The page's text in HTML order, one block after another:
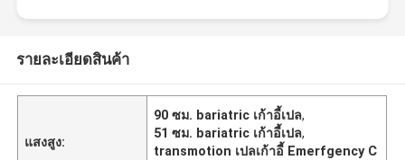
รายละเอียดสินค้า
แสงสูง:
90 ซม. bariatric เก้าอี้เปล,
51 ซม. bariatric เก้าอี้เปล,
transmotion เปลเก้าอี้ Emerfgency C